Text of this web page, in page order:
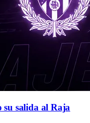
su salida al Raja